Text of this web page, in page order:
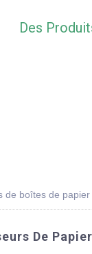
Des
de boîtes de papier
De